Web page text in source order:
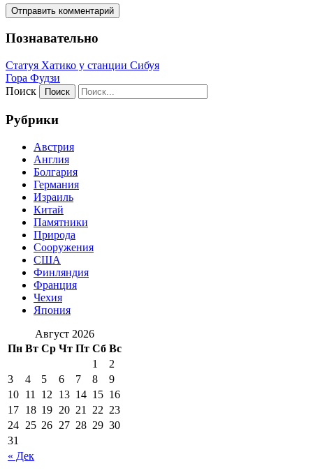
Познавательно
Статуя Хатико у станции Сибуя
Гора Фудзи
Поиск
Рубрики
Австрия
Англия
Болгария
Германия
Израиль
Китай
Памятники
Природа
Сооружения
США
Финляндия
Франция
Чехия
Япония
Август 2026
Пн Вт Ср Чт Пт Сб Вс
« Дек
1
2
3
4 5 6 7 8
9
10 11 12 13 14 15 16
17 18 19 20 21 22 23
24 25 26 27 28 29 30
31